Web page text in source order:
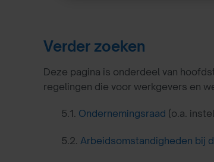
Verder zoeken
Deze pagina is onderdeel van
regelingen die voor werkgevers en
5.1. Ondernemingsraad (o.a.
5.2. Arbeidsomstandigheden bij